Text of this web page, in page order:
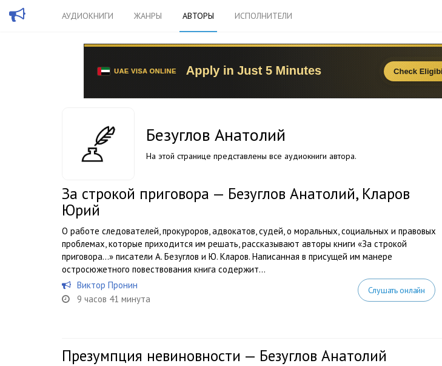
АУДИОКНИГИ ЖАНРЫ АВТОРЫ ИСПОЛНИТЕЛИ
Безуглов Анатолий
На этой странице представлены все аудиокниги автора.
За строкой приговора — Безуглов Анатолий, Кларов
Юрий
О работе следователей, прокуроров, адвокатов, судей, о моральных, социальных и правовых
проблемах, которые приходится им решать, рассказывают авторы книги «За строкой
приговора...» писатели А. Безуглов и Ю. Кларов. Написанная в присущей им манере
остросюжетного повествования книга содержит...
Виктор Пронин
9 часов 41 минута
Слушать онлайн
Презумпция невиновности — Безуглов Анатолий